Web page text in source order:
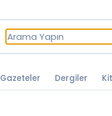
Gazeteler Dergiler